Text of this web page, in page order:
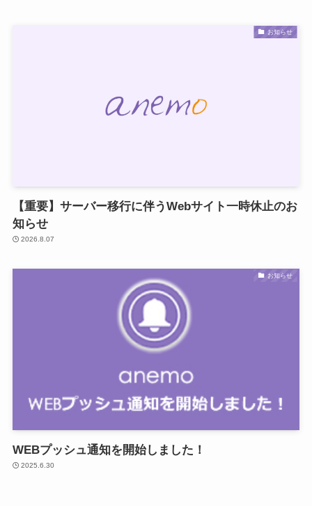
お知らせ
【重要】サーバー移行に伴うWebサイト一時休止のお
知らせ
2026.8.07
お知らせ
WEBプッシュ通知を開始しました！
2025.6.30